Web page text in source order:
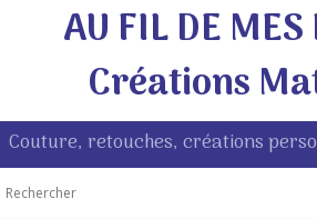
AU FIL DE
Créations
quotidien
👜